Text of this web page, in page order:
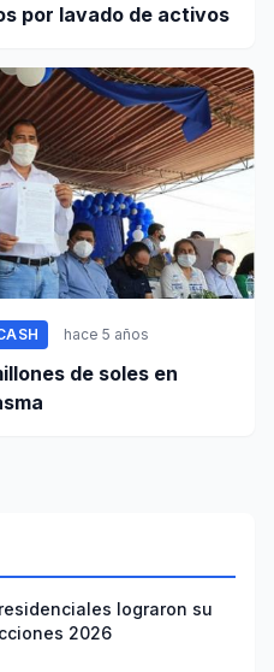
por lavado de activos
hace 5 años
de soles en
lograron su
2026